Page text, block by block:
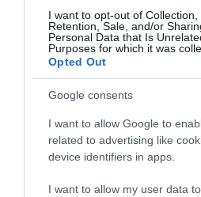
I want to opt-out of Collection,
Retention, Sale, and/or
Personal Data that Is
Purposes for which it was
Opted Out
Google consents
I want to allow Google to
related to advertising like
device identifiers in apps.
I want to allow my user data
bennünket az EGRI ÜGYEK